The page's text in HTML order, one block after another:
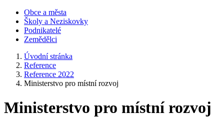
Obce a města
Školy a Neziskovky
Podnikatelé
Zemědělci
Úvodní stránka
Reference
Reference 2022
Ministerstvo pro místní rozvoj
Ministerstvo pro místní rozvoj